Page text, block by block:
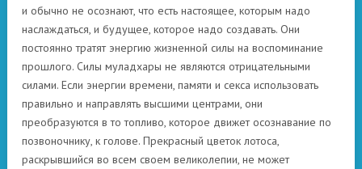
и обычно не осознают, что есть настоящее, которым надо
наслаждаться, и будущее, которое надо создавать. Они
постоянно тратят энергию жизненной силы на воспоминание
прошлого. Силы муладхары не являются отрицательными
силами. Если энергии времени, памяти и секса использовать
правильно и направлять высшими центрами, они
преобразуются в то топливо, которое движет осознавание по
позвоночнику, к голове. Прекрасный цветок лотоса,
раскрывшийся во всем своем великолепии, не может